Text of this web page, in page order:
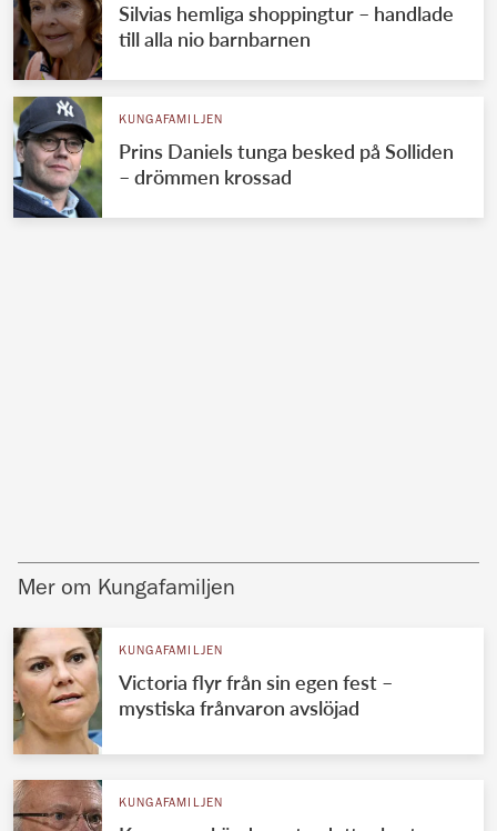
Silvias hemliga shoppingtur – handlade
till alla nio barnbarnen
KUNGAFAMILJEN
Prins Daniels tunga besked på Solliden
– drömmen krossad
Mer om Kungafamiljen
KUNGAFAMILJEN
Victoria flyr från sin egen fest –
mystiska frånvaron avslöjad
KUNGAFAMILJEN